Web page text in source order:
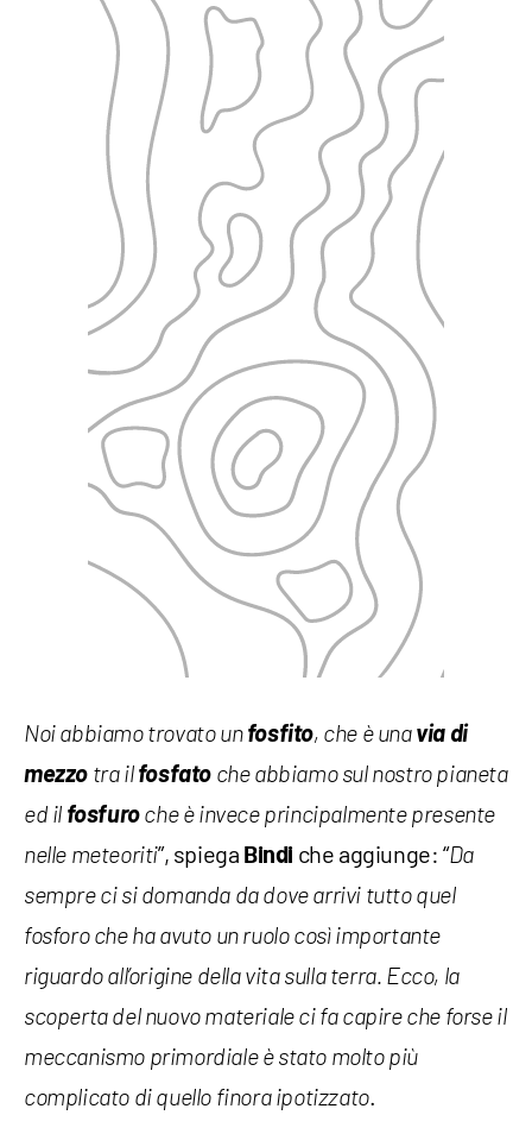
Noi abbiamo trovato un fosfito, che è una via di
mezzo tra ilfosfato che abbiamo sul nostro pianeta
ed il fosfuroche è invece principalmente presente
nelle meteoriti”, spiega Bindi che aggiunge: “Da
sempre ci si domanda da dove arrivi tutto quel
fosforo che ha avuto un ruolo così importante
riguardo all’origine della vita sulla terra. Ecco, la
scoperta del nuovo materiale ci fa capire che forse il
meccanismo primordiale è stato molto più
complicato di quello finora ipotizzato.